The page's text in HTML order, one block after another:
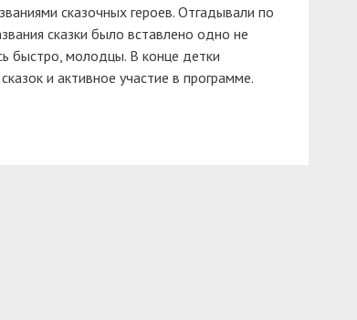
сказочных героев. Отгадывали по
сказки было вставлено одно не
быстро, молодцы. В конце детки
и активное участие в программе.